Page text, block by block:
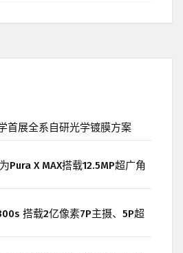
首展全系自研光学镀膜方案
Pura X MAX搭载12.5MP超广角
搭载2亿像素7P主摄、5P超